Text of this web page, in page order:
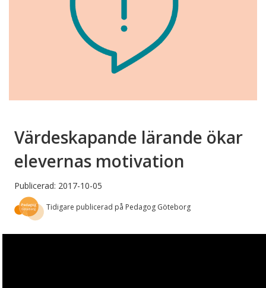
Värdeskapande lärande ökar
elevernas motivation
Publicerad: 2017-10-05
Tidigare publicerad på Pedagog Göteborg